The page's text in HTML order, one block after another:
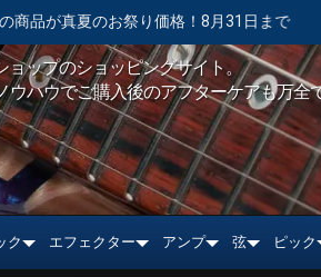
お祭り価格！8月31日まで 【キャン
ョップのショッピングサイト。
ハウでご購入後のアフターケアも万全
ク エフェクター アンプ 弦 ピック